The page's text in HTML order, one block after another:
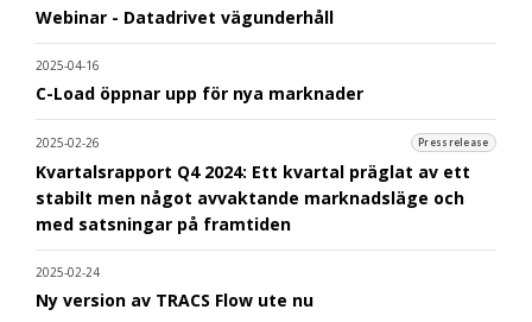
Webinar - Datadrivet vägunderhåll
2025-04-16
C-Load öppnar upp för nya marknader
2025-02-26 Pressrelease
Kvartalsrapport Q4 2024: Ett kvartal präglat av ett
stabilt men något avvaktande marknadsläge och
med satsningar på framtiden
2025-02-24
Ny version av TRACS Flow ute nu